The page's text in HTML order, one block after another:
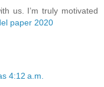
us. I’m truly motivated
paper 2020
4:12 a.m.